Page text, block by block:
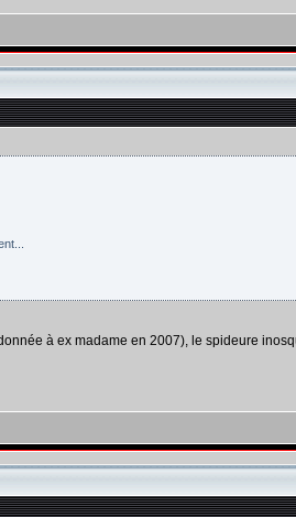
à ex madame en 2007), le spideure